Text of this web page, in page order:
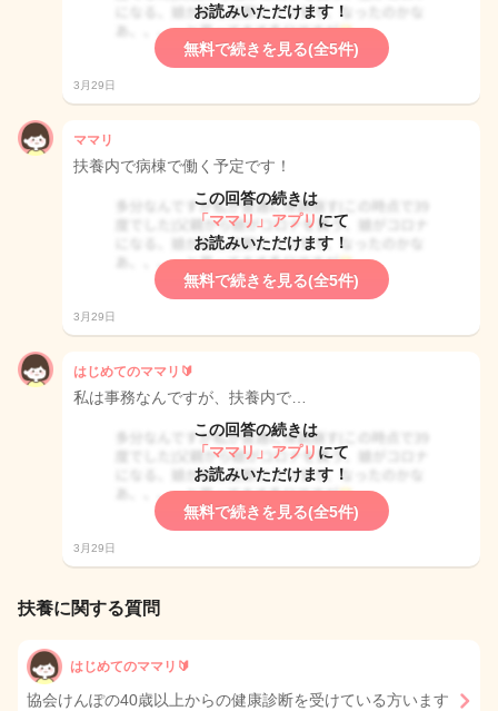
お読みいただけます！
無料で続きを見る(全5件)
3月29日
ママリ
扶養内で病棟で働く予定です！
この回答の続きは
「ママリ」アプリ にて
お読みいただけます！
無料で続きを見る(全5件)
3月29日
はじめてのママリ🔰
私は事務なんですが、扶養内で…
この回答の続きは
「ママリ」アプリ にて
お読みいただけます！
無料で続きを見る(全5件)
3月29日
扶養に関する質問
はじめてのママリ🔰
協会けんぽの40歳以上からの健康診断を受けている方います